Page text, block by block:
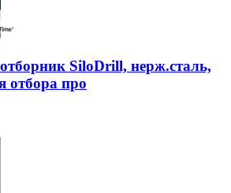
SiloDrill, нерж.сталь,
отбора про